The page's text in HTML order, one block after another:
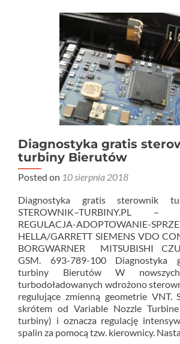
Diagnostyka gratis
turbiny Bierutów
Posted on 10 sierpnia 2018
Diagnostyka gratis sterownik
STEROWNIK–TURBINY.PL –
REGULACJA-ADOPTOWANIE-
HELLA/GARRETT SIEMENS VDO
BORGWARNER MITSUBISHI
GSM. 693-789-100 Diagnostyka
turbiny Bierutów W nowszych
turbodoładowanych wdrożono
regulujące zmienną geometrie VNT.
skrótem od Variable Nozzle
turbiny) i oznacza regulację
spalin za pomocą tzw. kierownicy.